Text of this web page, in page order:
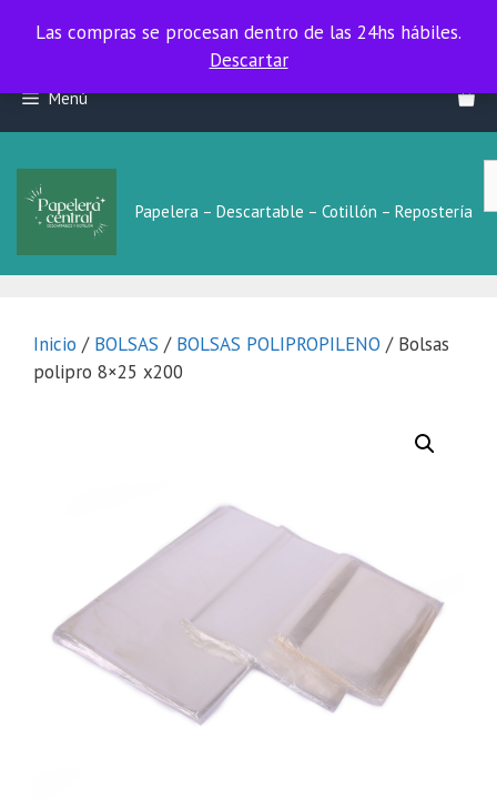
Las compras se procesan dentro de las 24hs hábiles.
Las compras se procesan dentro de las 24hs hábiles.
Descartar
contenido
Menú
Papelera – Descartable – Cotillón – Repostería
Inicio / BOLSAS / BOLSAS POLIPROPILENO / Bolsas
polipro 8×25 x200